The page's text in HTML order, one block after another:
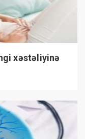
xəstəliyinə